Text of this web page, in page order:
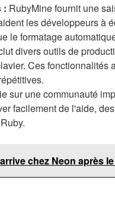
: RubyMine fournit une
les développeurs à
le formatage
divers outils de
Ces fonctionnalités
sur une communauté
facilement de l'aide,
chez Neon après le